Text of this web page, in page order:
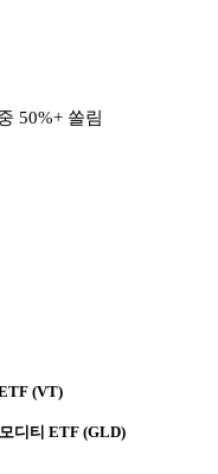
50%+ 쏠림
(VT)
디티 ETF (GLD)